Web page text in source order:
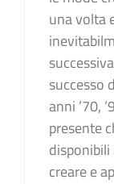
una volta
successo
anni ’70,
presente
creare e